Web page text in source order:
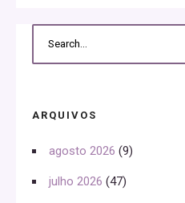
ARQUIVOS
agosto 2026 (9)
julho 2026 (47)